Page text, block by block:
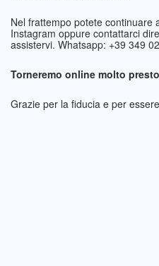
Nel frattempo potete continuare
Instagram oppure contattarci
assistervi. Whatsapp: +39 349
Torneremo online molto
Grazie per la fiducia e per